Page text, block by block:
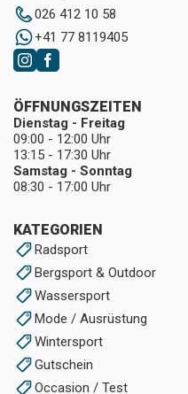
026 412 10 58
+41 77 8119405
KATEGORIEN
Radsport
Bergsport & Outdoor
Wassersport
Mode / Ausrüstung
Wintersport
Gutschein
Occasion / Test
ÖFFNUNGSZEITEN
Dienstag - Freitag
09:00 - 12:00 Uhr
13:15 - 17:30 Uhr
Samstag - Sonntag
08:30 - 17:00 Uhr